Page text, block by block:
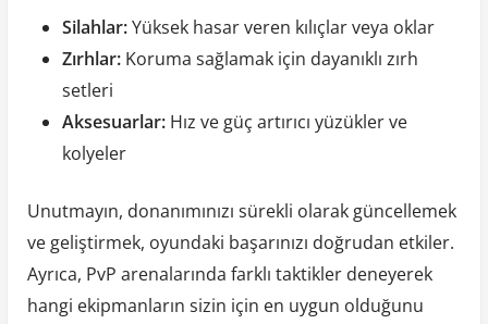
Silahlar:Yüksek hasar veren kılıçlar veya oklar
Zırhlar:Koruma sağlamak için dayanıklı zırh
setleri
Aksesuarlar:Hız ve güç artırıcı yüzükler ve
kolyeler
Unutmayın, donanımınızı sürekli olarak güncellemek
ve geliştirmek, oyundaki başarınızı doğrudan etkiler.
Ayrıca, PvP arenalarında farklı taktikler deneyerek
hangi ekipmanların sizin için en uygun olduğunu